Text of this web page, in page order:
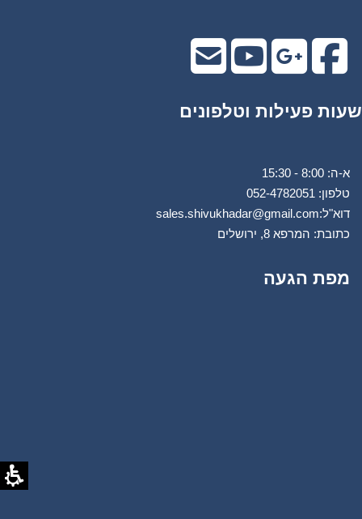
שעות פעילות וטלפונים
א-ה: 8:00 - 15:30
טלפון: 0 52-4782051
דוא"ל:sales.shivukhadar@gmail.com
כתובת: המרפא 8, ירושלים
מפת הגעה